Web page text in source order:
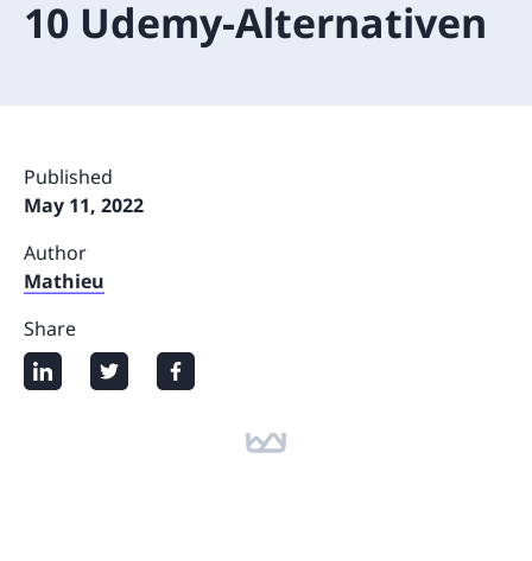
10 Udemy-Alternativen
Published
May 11, 2022
Author
Mathieu
Share